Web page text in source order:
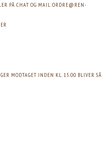
PÅ CHAT OG MAIL ORDRE@REN-
MODTAGET INDEN KL. 15.00 BLIVER SÅ